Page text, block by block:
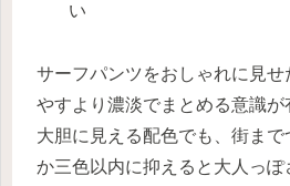
い
サーフパンツをおしゃれに見
やすより濃淡でまとめる意識が
大胆に見える配色でも、街ま
か三色以内に抑えると大人っぽ